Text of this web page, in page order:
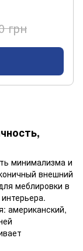
грн
минимализма и
внешний
меблировки в
американский,